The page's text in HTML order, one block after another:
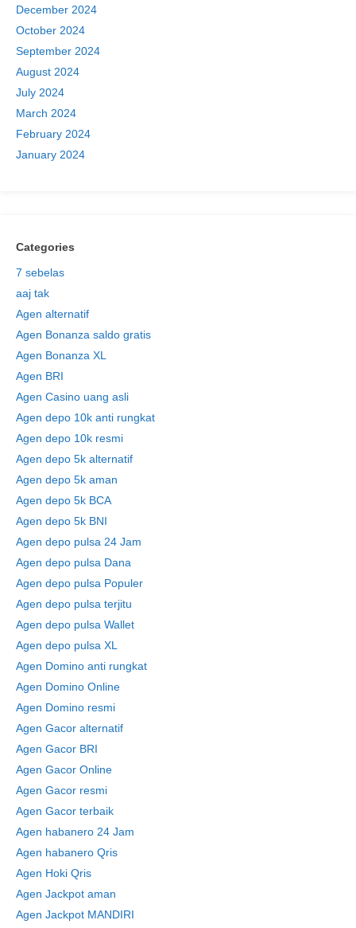
December 2024
October 2024
September 2024
August 2024
July 2024
March 2024
February 2024
January 2024
Categories
7 sebelas
aaj tak
Agen alternatif
Agen Bonanza saldo gratis
Agen Bonanza XL
Agen BRI
Agen Casino uang asli
Agen depo 10k anti rungkat
Agen depo 10k resmi
Agen depo 5k alternatif
Agen depo 5k aman
Agen depo 5k BCA
Agen depo 5k BNI
Agen depo pulsa 24 Jam
Agen depo pulsa Dana
Agen depo pulsa Populer
Agen depo pulsa terjitu
Agen depo pulsa Wallet
Agen depo pulsa XL
Agen Domino anti rungkat
Agen Domino Online
Agen Domino resmi
Agen Gacor alternatif
Agen Gacor BRI
Agen Gacor Online
Agen Gacor resmi
Agen Gacor terbaik
Agen habanero 24 Jam
Agen habanero Qris
Agen Hoki Qris
Agen Jackpot aman
Agen Jackpot MANDIRI